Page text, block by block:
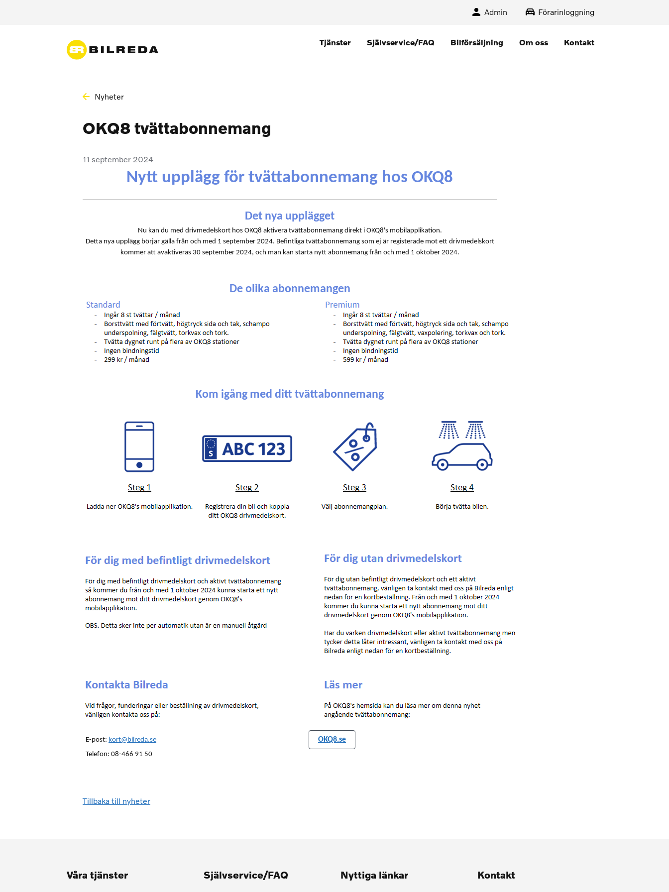
Admin Förarinloggning
Tjänster Självservice/FAQ Bilförsäljning Om oss Kontakt
Nyheter
OKQ8 tvättabonnemang
11 september 2024
Nytt upplägg för tvättabonnemang hos OKQ8
Det nya upplägget
Nu kan du med drivmedelskort hos OKQ8 aktivera tvättabonnemang direkt i OKQ8's mobilapplikation.
Detta nya upplägg börjar gälla från och med 1 september 2024. Befintliga tvättabonnemang som ej är registerade mot ett drivmedelskort
kommer att avaktiveras 30 september 2024, och man kan starta nytt abonnemang från och med 1 oktober 2024.
De olika abonnemangen
Kom igång med ditt tvättabonnemang
E-post: kort@bilreda.se OKQ8.se
Telefon: 08-466 91 50
Tillbaka till nyheter
Våra tjänster Självservice/FAQ Nyttiga länkar Kontakt